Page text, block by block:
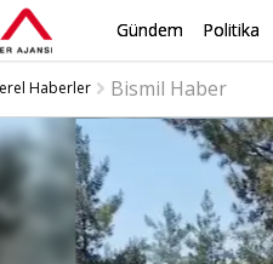
Gündem Politika
Haberler Bismil Haber